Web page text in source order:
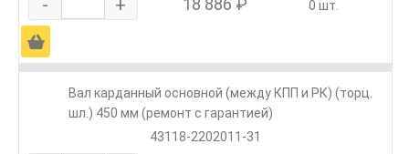
- + 18 886 ₽ 0 шт.
Ä
Вал карданный основной (между КПП и РК) (торц.
шл.) 450 мм (ремонт с гарантией)
43118-2202011-31